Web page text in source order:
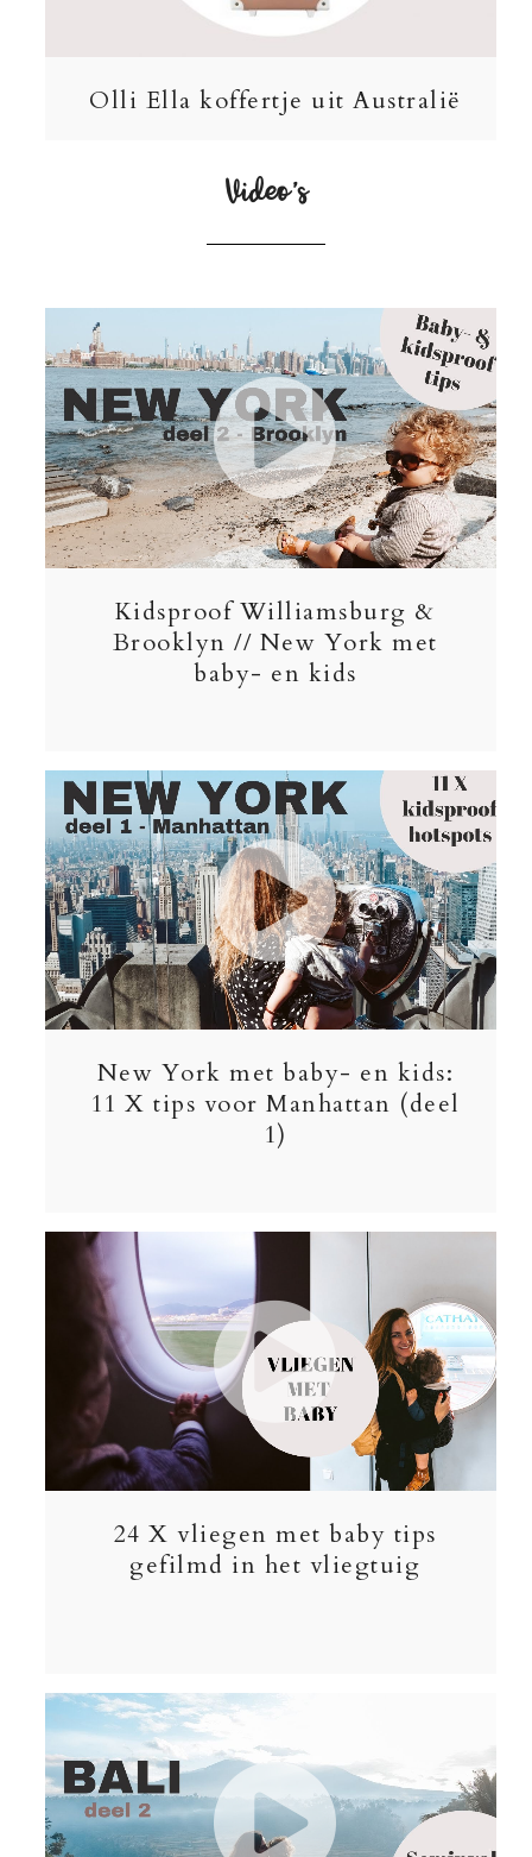
Olli Ella koffertje uit Australië
Video’s
Kidsproof Williamsburg &
Brooklyn // New York met
baby- en kids
New York met baby- en kids:
11 X tips voor Manhattan (deel
1)
24 X vliegen met baby tips
gefilmd in het vliegtuig